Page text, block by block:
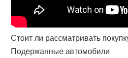
Стоит ли рассматривать
Подержанные автомобили